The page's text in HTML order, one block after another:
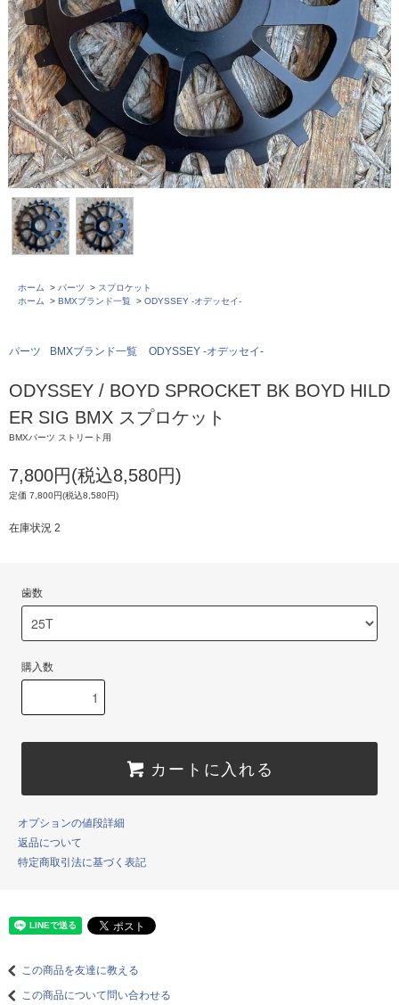
ホーム > パーツ > スプロケット
ホーム
> BMXブランド一覧 > ODYSSEY -オデッセイ-
パーツ BMXブランド一覧 ODYSSEY -オデッセイ-
ODYSSEY / BOYD SPROCKET BK BOYD HILD
ER SIG BMX スプロケット
BMXパーツ ストリート用
7,800円(税込8,580円)
定価 7,800円(税込8,580円)
在庫状況 2
歯数
購入数
カートに入れる
オプションの値段詳細
返品について
特定商取引法に基づく表記
この商品を友達に教える
この商品について問い合わせる